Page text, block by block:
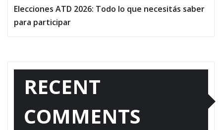
Elecciones ATD 2026: Todo lo que necesitás saber
para participar
RECENT
COMMENTS